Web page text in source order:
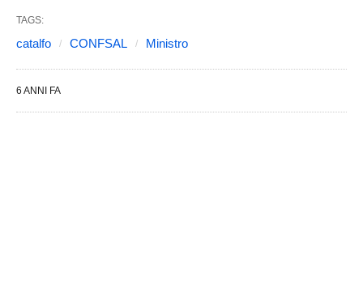
TAGS:
catalfo CONFSAL Ministro
6 ANNI FA